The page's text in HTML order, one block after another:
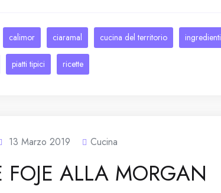
calimor ciaramal cucina del territorio ingredienti
piatti tipici ricette
13 Marzo 2019 Cucina
FOJE ALLA MORGAN